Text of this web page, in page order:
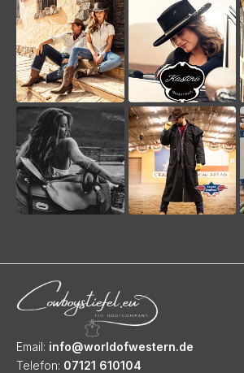
Email: info@worldofwestern.de
Telefon: 07121 610104